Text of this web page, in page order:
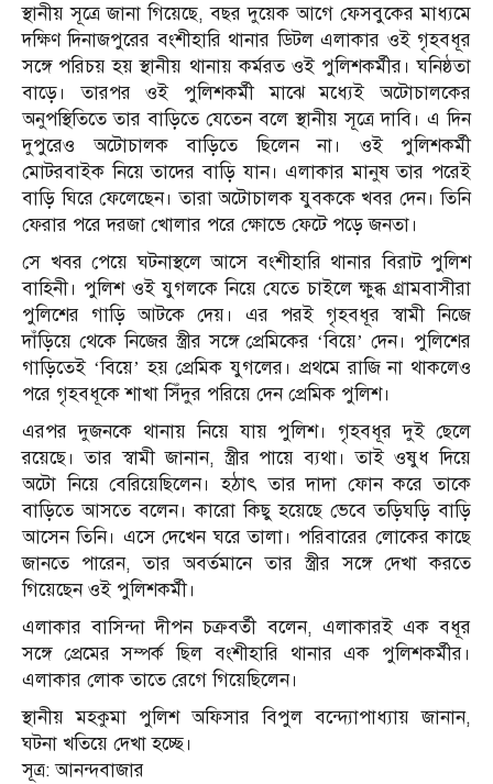
স্থানীয় সূত্রে জানা গিয়েছে, বছর দুয়েক আগে ফেসবুকের মাধ্যমে
দক্ষিণ দিনাজপুরের বংশীহারি থানার ডিটল এলাকার ওই গৃহবধূর
সঙ্গে পরিচয় হয় স্থানীয় থানায় কর্মরত ওই পুলিশকর্মীর। ঘনিষ্ঠতা
বাড়ে। তারপর ওই পুলিশকর্মী মাঝে মধ্যেই অটোচালকের
অনুপস্থিতিতে তার বাড়িতে যেতেন বলে স্থানীয় সূত্রে দাবি। এ দিন
দুপুরেও অটোচালক বাড়িতে ছিলেন না। ওই পুলিশকর্মী
মোটরবাইক নিয়ে তাদের বাড়ি যান। এলাকার মানুষ তার পরেই
বাড়ি ঘিরে ফেলেছেন। তারা অটোচালক যুবককে খবর দেন। তিনি
ফেরার পরে দরজা খোলার পরে ক্ষোভে ফেটে পড়ে জনতা।
সে খবর পেয়ে ঘটনাস্থলে আসে বংশীহারি থানার বিরাট পুলিশ
বাহিনী। পুলিশ ওই যুগলকে নিয়ে যেতে চাইলে ক্ষুব্ধ গ্রামবাসীরা
পুলিশের গাড়ি আটকে দেয়। এর পরই গৃহবধূর স্বামী নিজে
দাঁড়িয়ে থেকে নিজের স্ত্রীর সঙ্গে প্রেমিকের ‘বিয়ে’ দেন। পুলিশের
গাড়িতেই ‘বিয়ে’ হয় প্রেমিক যুগলের। প্রথমে রাজি না থাকলেও
পরে গৃহবধূকে শাখা সিঁদুর পরিয়ে দেন প্রেমিক পুলিশ।
এরপর দুজনকে থানায় নিয়ে যায় পুলিশ। গৃহবধূর দুই ছেলে
রয়েছে। তার স্বামী জানান, স্ত্রীর পায়ে ব্যথা। তাই ওষুধ দিয়ে
অটো নিয়ে বেরিয়েছিলেন। হঠাৎ তার দাদা ফোন করে তাকে
বাড়িতে আসতে বলেন। কারো কিছু হয়েছে ভেবে তড়িঘড়ি বাড়ি
আসেন তিনি। এসে দেখেন ঘরে তালা। পরিবারের লোকের কাছে
জানতে পারেন, তার অবর্তমানে তার স্ত্রীর সঙ্গে দেখা করতে
গিয়েছেন ওই পুলিশকর্মী।
এলাকার বাসিন্দা দীপন চক্রবর্তী বলেন, এলাকারই এক বধূর
সঙ্গে প্রেমের সম্পর্ক ছিল বংশীহারি থানার এক পুলিশকর্মীর।
এলাকার লোক তাতে রেগে গিয়েছিলেন।
স্থানীয় মহকুমা পুলিশ অফিসার বিপুল বন্দ্যোপাধ্যায় জানান,
ঘটনা খতিয়ে দেখা হচ্ছে।
সূত্র: আনন্দবাজার